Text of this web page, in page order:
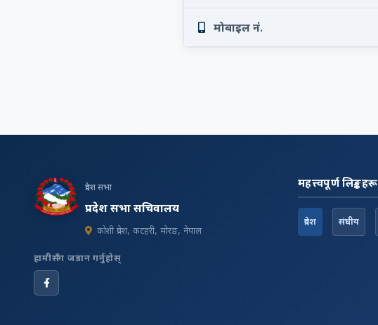
मोबाइल नं.
प्रदेश सभा
प्रदेश सभा सचिवालय
कोशी प्रदेश, कटहरी, मोरङ, नेपाल
हामीसँग जडान गर्नुहोस्
महत्त्वपूर्ण लिङ्कहरू
प्रदेश संघीय